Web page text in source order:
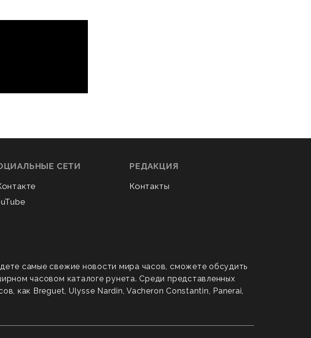
СЕТИ РЕДАКЦИЯ
Контакты
самые свежие новости мира часов, сможете обсудить
часовом каталоге рунета. Среди представленных
как Breguet, Ulysse Nardin, Vacheron Constantin, Panerai,